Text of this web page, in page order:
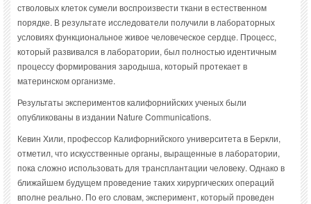
стволовых клеток сумели воспроизвести ткани в естественном
порядке. В результате исследователи получили в лабораторных
условиях функциональное живое человеческое сердце. Процесс,
который развивался в лаборатории, был полностью идентичным
процессу формирования зародыша, который протекает в
материнском организме.
Результаты экспериментов калифорнийских ученых были
опубликованы в издании Nature Communications.
Кевин Хили, профессор Калифорнийского университета в Беркли,
отметил, что искусственные органы, выращенные в лаборатории,
пока сложно использовать для трансплантации человеку. Однако в
ближайшем будущем проведение таких хирургических операций
вполне реально. По его словам, эксперимент, который проведен